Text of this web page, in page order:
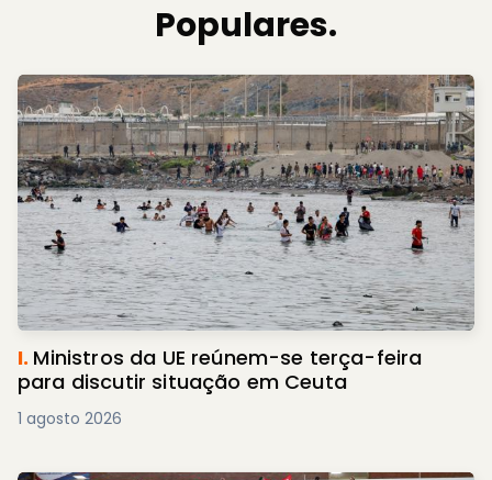
Populares.
I. Ministros da UE reúnem-se terça-feira
para discutir situação em Ceuta
1 agosto 2026